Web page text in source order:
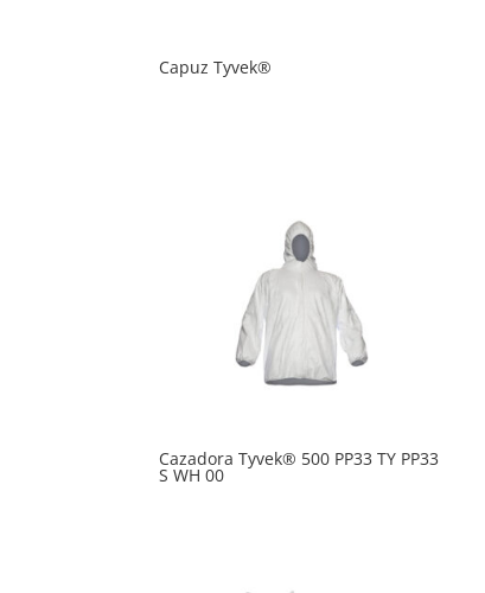
Capuz Tyvek®
Cazadora Tyvek® 500 PP33 TY PP33
S WH 00